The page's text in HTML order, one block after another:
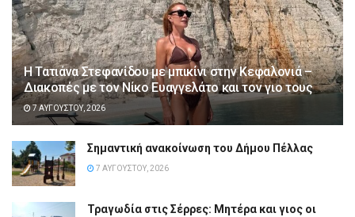
Η Τατιάνα Στεφανίδου με μπικίνι στην Κεφαλονιά –
Διακοπές με τον Νίκο Ευαγγελάτο και τον γιο τους
7 ΑΥΓΟΎΣΤΟΥ, 2026
Σημαντική ανακοίνωση του Δήμου Πέλλας
7 ΑΥΓΟΎΣΤΟΥ, 2026
Τραγωδία στις Σέρρες: Μητέρα και γιος οι